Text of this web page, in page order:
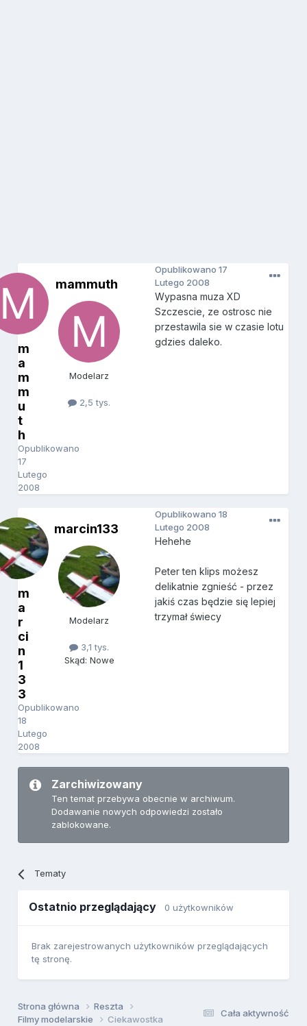
m
a
m
m
u
t
h
Opublikowano
17
Lutego
2008
mammuth
Modelarz
2,5 tys.
Opublikowano17
Lutego 2008
Wypasna muza XD
Szczescie, ze ostrosc nie
przestawila sie w czasie lotu
gdzies daleko.
m
a
r
ci
n
1
3
3
Opublikowano
18
Lutego
2008
marcin133
Modelarz
3,1 tys.
Skąd: Nowe
Opublikowano18
Lutego 2008
Hehehe
Peter ten klips możesz
delikatnie zgnieść - przez
jakiś czas będzie się lepiej
trzymał świecy
Zarchiwizowany
Ten temat przebywa obecnie w archiwum.
Dodawanie nowych odpowiedzi zostało
zablokowane.
Tematy
Ostatnio przeglądający 0 użytkowników
Brak zarejestrowanych użytkowników przeglądających
tę stronę.
Cała aktywność
Strona główna
Reszta
Filmy modelarskie
Ciekawostka